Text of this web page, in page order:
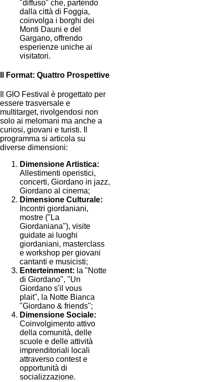
"diffuso" che, partendo
dalla città di Foggia,
coinvolga i borghi dei
Monti Dauni e del
Gargano, offrendo
esperienze uniche ai
visitatori.
Il Format: Quattro Prospettive
Il GIO Festival è progettato per
essere trasversale e
multitarget, rivolgendosi non
solo ai melomani ma anche a
curiosi, giovani e turisti. Il
programma si articola su
diverse dimensioni:
Dimensione Artistica:
Allestimenti operistici,
concerti, Giordano in jazz,
Giordano al cinema;
Dimensione Culturale:
Incontri giordaniani,
mostre ("La
Giordaniana"), visite
guidate ai luoghi
giordaniani, masterclass
e workshop per giovani
cantanti e musicisti;
Enterteinment: la "Notte
di Giordano", "Un
Giordano s'il vous
plait", la Notte Bianca
"Giordano & friends";
Dimensione Sociale:
Coinvolgimento attivo
della comunità, delle
scuole e delle attività
imprenditoriali locali
attraverso contest e
opportunità di
socializzazione.